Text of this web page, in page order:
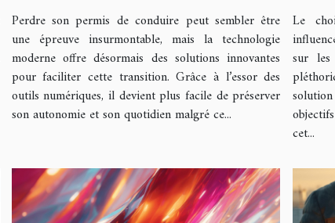
de permis ?
Perdre son permis de conduire peut sembler être
une épreuve insurmontable, mais la technologie
moderne offre désormais des solutions innovantes
pour faciliter cette transition. Grâce à l’essor des
outils numériques, il devient plus facile de préserver
son autonomie et son quotidien malgré ce...
Le
sur
cet...